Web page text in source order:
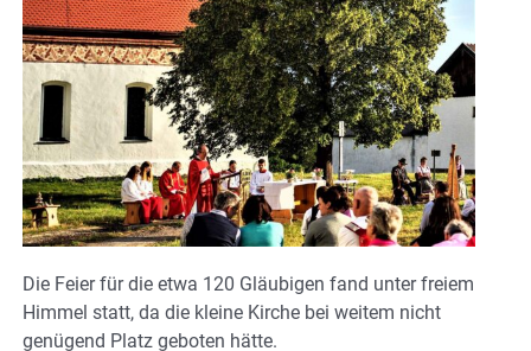
Die Feier für die etwa 120 Gläubigen fand unter freiem
Himmel statt, da die kleine Kirche bei weitem nicht
genügend Platz geboten hätte.